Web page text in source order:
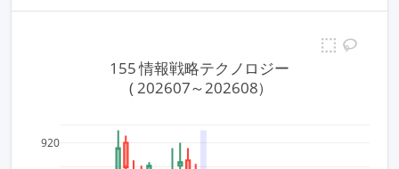
920
155 情報戦略テクノロジー
( 202607～202608）